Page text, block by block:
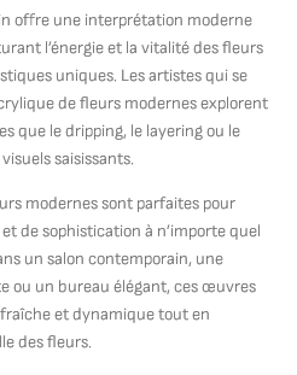
offre une interprétation moderne
l’énergie et la vitalité des fleurs
uniques. Les artistes qui se
de fleurs modernes explorent
que le dripping, le layering ou le
saisissants.
modernes sont parfaites pour
de sophistication à n’importe quel
un salon contemporain, une
ou un bureau élégant, ces œuvres
et dynamique tout en
des fleurs.